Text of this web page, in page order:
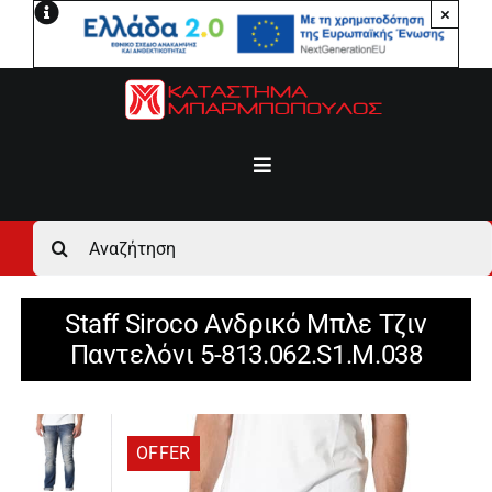
Μετάβαση
×
Toggle
Αρχική
Ανδρικά
Γυναικεία
Αγόρι
Αναζήτηση
για:
Staff Siroco Ανδρικό Μπλε Τζιν
Παντελόνι 5-813.062.S1.M.038
OFFER